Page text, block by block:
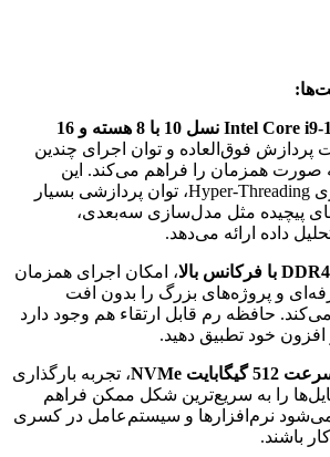
پردازنده Intel Core i9-10885H نسل 10 با 8 هسته و 16
فوق‌العاده و توان اجرای چندین
صورت همزمان را فراهم می‌کند. این
پردازنده با فناوری Hyper-Threading، توان پردازشی بسیار
پیچیده مثل مدل‌سازی سه‌بعدی،
داده ارائه می‌دهد.
، امکان اجرای همزمان
و پروژه‌های بزرگ را بدون افت
حافظه رم قابل ارتقاء هم وجود دارد
افزون خود تطبیق دهید.
، تجربه بارگذاری
را به سریع‌ترین شکل ممکن فراهم
نرم‌افزارها و سیستم‌عامل در کسری
کار باشند.